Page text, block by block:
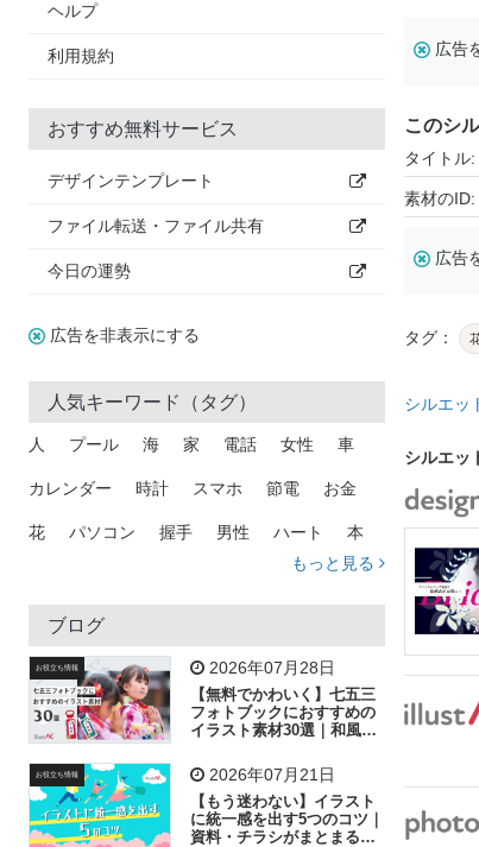
ヘルプ
利用規約
おすすめ無料サービス
デザインテンプレート
ファイル転送・ファイル共有
今日の運勢
広告を非表示にする
人気キーワード（タグ）
人 プール 海 家 電話 女性 車
カレンダー 時計 スマホ 節電 お金
花 パソコン 握手 男性 ハート 本
トラック 木
吹き出し
飛行機 グラフ ビル 魚 家族 書類
歩く 工場 会社 太陽 キラキラ
子供 作業員 相談 ピクトグラム
もっと見る
ブログ
お役立ち情報 2026年07月28日
【無料でかわいく】七五三
フォトブックにおすすめの
イラスト素材30選｜和風の
お役立ち情報 2026年07月21日
【もう迷わない】イラスト
に統一感を出す5つのコツ｜
資料・チラシがまとまるフ
広告
このシ
タイトル
素材のID:
広告
タグ：
シルエッ
シルエッ